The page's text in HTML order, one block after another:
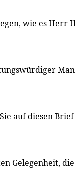
wie es Herr
auf diesen
Gelegenheit,